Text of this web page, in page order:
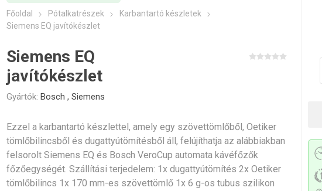
és poharak
alkatrészek
Elektronika Darálók Fűtőelemek és spirálok
Gastro
Professional
Jura
Főoldal Pótalkatrészek
Karbantartó készletek
Siemens EQ javítókészlet
Siemens EQ
javítókészlet
Gyártók: Bosch , Siemens
Ezzel a karbantartó készlettel, amely egy szövettömlőből, Oetiker
tömlőbilincsből és dugattyútömítésből áll, felújíthatja az alábbiakban
felsorolt Siemens EQ és Bosch VeroCup automata kávéfőzők
főzőegységét. Szállítási terjedelem: 1x dugattyútömítés 2x Oetiker
tömlőbilincs 1x 170 mm-es szövettömlő 1x 6 g-os tubus szilikon